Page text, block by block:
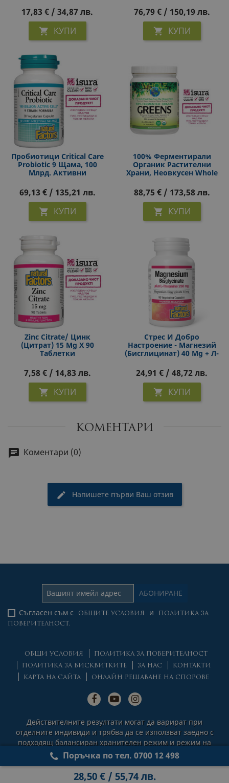
Поръчка по тел. 0700 12 498
28,50 € / 55,74 лв.
17,83 € / 34,87 лв.
 КУПИ
Collagen, 500 G Прах, С
Вкус На Портокал
76,79 € / 150,19 лв.
 КУПИ
Пробиотици Critical Care
Probiotic 9 Щама, 100
Млрд. Активни
69,13 € / 135,21 лв.
 КУПИ
100% Ферментирали
Органик Растителни
Храни, Неовкусен Whole
88,75 € / 173,58 лв.
 КУПИ
Zinc Citrate/ Цинк
(цитрат) 15 Mg X 90
Таблетки
7,58 € / 14,83 лв.
 КУПИ
Стрес И Добро
Настроение - Магнезий
(бисглицинат) 40 Mg + Л-
Капсули
24,91 € / 48,72 лв.
 КУПИ
КОМЕНТАРИ
Коментари (0)
Напишете първи Ваш отзив
Съгласен съм с ОБЩИТЕ УСЛОВИЯ и
ПОЛИТИКА ЗА
ПОВЕРИТЕЛНОСТ.
ОБЩИ УСЛОВИЯ
ПОЛИТИКА ЗА ПОВЕРИТЕЛНОСТ
ПОЛИТИКА ЗА БИСКВИТКИТЕ
ЗА НАС
КОНТАКТИ
КАРТА НА САЙТА
ОНЛАЙН РЕШАВАНЕ НА СПОРОВЕ
Действителните резултати могат да варират при
отделните индивиди и трябва да се използват заедно с
подходящ балансиран хранителен режим и режим на
физическа активност.
© 2026 Natural Factors Nutritional Products Ltd. All rights
reserved.